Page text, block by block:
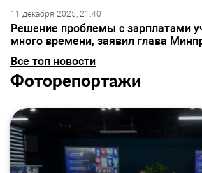
11 декабря 2025, 21:40
Решение проблемы с зарплатами
много времени, заявил глава
Все топ новости
Фоторепортажи